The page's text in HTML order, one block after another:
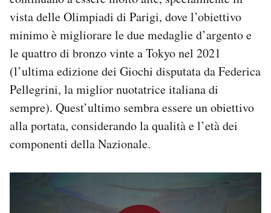
vista delle Olimpiadi di Parigi, dove l’obiettivo
minimo è migliorare le due medaglie d’argento e
le quattro di bronzo vinte a Tokyo nel 2021
(l’ultima edizione dei Giochi disputata da Federica
Pellegrini, la miglior nuotatrice italiana di
sempre). Quest’ultimo sembra essere un obiettivo
alla portata, considerando la qualità e l’età dei
componenti della Nazionale.